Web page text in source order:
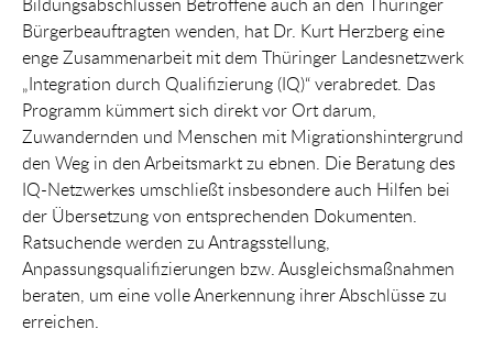
Bürgerbeauftragten wenden, hat Dr. Kurt Herzberg eine
enge Zusammenarbeit mit dem Thüringer Landesnetzwerk
„Integration durch Qualifizierung (IQ)“ verabredet. Das
Programm kümmert sich direkt vor Ort darum,
Zuwandernden und Menschen mit Migrationshintergrund
den Weg in den Arbeitsmarkt zu ebnen. Die Beratung des
IQ-Netzwerkes umschließt insbesondere auch Hilfen bei
der Übersetzung von entsprechenden Dokumenten.
Ratsuchende werden zu Antragsstellung,
Anpassungsqualifizierungen bzw. Ausgleichsmaßnahmen
beraten, um eine volle Anerkennung ihrer Abschlüsse zu
erreichen.